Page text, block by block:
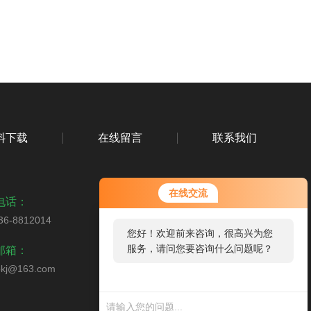
在线交流
您好！欢迎前来咨询，很高兴为您
服务，请问您要咨询什么问题呢？
了需求产品，您可以直接在线与我
下载 在线留言 联系我们
话：
8812014
箱：